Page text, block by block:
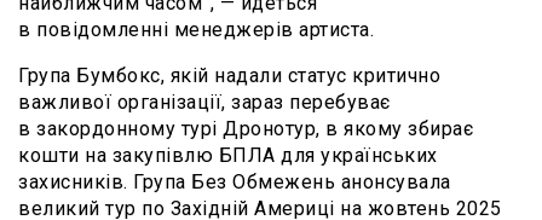
в повідомленні менеджерів артиста.
Група Бумбокс, якій надали статус критично
важливої організації, зараз перебуває
в закордонному турі Дронотур, в якому збирає
кошти на закупівлю БПЛА для українських
захисників. Група Без Обмежень анонсувала
великий тур по Західній Америці на жовтень 2025